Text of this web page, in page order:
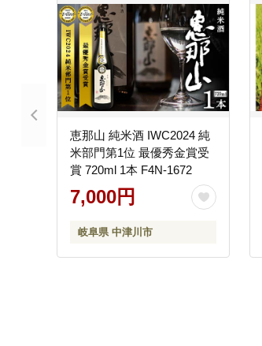
恵那山 純米酒 IWC2024 純
米部門第1位 最優秀金賞受
賞 720ml 1本 F4N-1672
7,000円
岐阜県 中津川市